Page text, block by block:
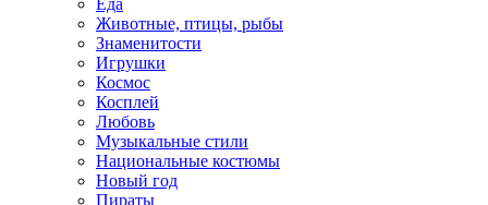
Еда
Животные, птицы, рыбы
Знаменитости
Игрушки
Космос
Косплей
Любовь
Музыкальные стили
Национальные костюмы
Новый год
Пираты